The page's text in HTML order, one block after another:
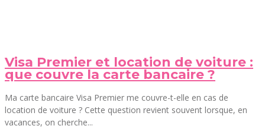
Visa Premier et location de voiture :
que couvre la carte bancaire ?
Ma carte bancaire Visa Premier me couvre-t-elle en cas de
location de voiture ? Cette question revient souvent lorsque, en
vacances, on cherche...